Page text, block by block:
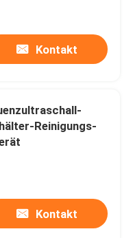
Kontakt
Reinigungs-
Kontakt